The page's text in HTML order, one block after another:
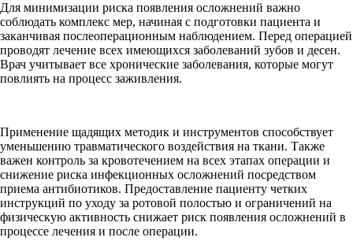
Для минимизации риска появления осложнений важно
соблюдать комплекс мер, начиная с подготовки пациента и
заканчивая послеоперационным наблюдением. Перед операцией
проводят лечение всех имеющихся заболеваний зубов и десен.
Врач учитывает все хронические заболевания, которые могут
повлиять на процесс заживления.
Применение щадящих методик и инструментов способствует
уменьшению травматического воздействия на ткани. Также
важен контроль за кровотечением на всех этапах операции и
снижение риска инфекционных осложнений посредством
приема антибиотиков. Предоставление пациенту четких
инструкций по уходу за ротовой полостью и ограничений на
физическую активность снижает риск появления осложнений в
процессе лечения и после операции.